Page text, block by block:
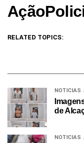
RELATED TOPICS:
NOTICIAS
de
NOTICIAS